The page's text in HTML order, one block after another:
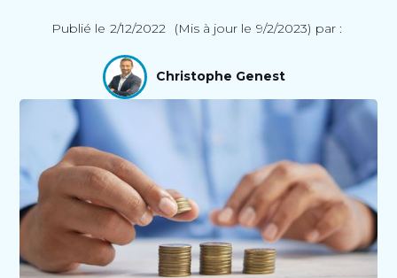
Publié le 2/12/2022 (Mis à jour le 9/2/2023) par :
Christophe Genest